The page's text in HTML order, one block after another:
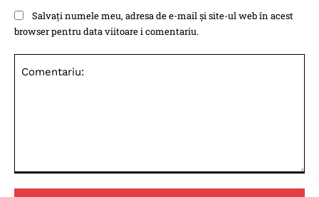
Salvați numele meu, adresa de e-mail și site-ul web în acest
browser pentru data viitoare i comentariu.